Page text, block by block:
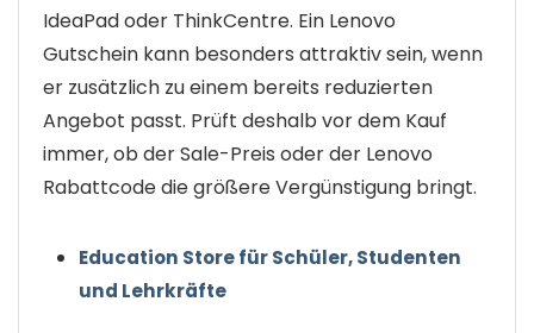
IdeaPad oder ThinkCentre. Ein Lenovo
Gutschein kann besonders attraktiv sein, wenn
er zusätzlich zu einem bereits reduzierten
Angebot passt. Prüft deshalb vor dem Kauf
immer, ob der Sale-Preis oder der Lenovo
Rabattcode die größere Vergünstigung bringt.
Education Store für Schüler, Studenten
und Lehrkräfte